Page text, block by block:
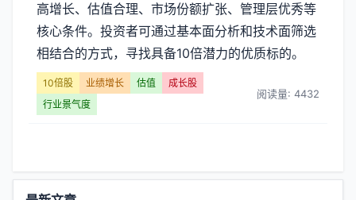
【10
倍
股】
文
列
高增长、估值合理、市场份额扩张、管理层优秀等
核心条件。投资者可通过基本面分析和技术面筛选
相结合的方式，寻找具备10倍潜力的优质标的。
10倍股 业绩增长 估值
成长股
行业景气度
阅读量: 4432
功